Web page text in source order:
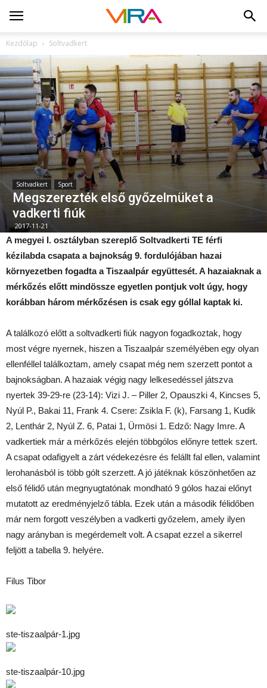
Kezdőlap Soltvadkert
Soltvadkert Sport
Megszerezték első győzelmüket a
vadkerti fiúk
2017-11-21
A megyei I. osztályban szereplő Soltvadkerti TE férfi
kézilabda csapata a bajnokság 9. fordulójában hazai
környezetben fogadta a Tiszaalpár együttesét. A hazaiaknak a
mérkőzés előtt mindössze egyetlen pontjuk volt úgy, hogy
korábban három mérkőzésen is csak egy góllal kaptak ki.
A találkozó előtt a soltvadkerti fiúk nagyon fogadkoztak, hogy
most végre nyernek, hiszen a Tiszaalpár személyében egy olyan
ellenféllel találkoztam, amely csapat még nem szerzett pontot a
bajnokságban. A hazaiak végig nagy lelkesedéssel játszva
nyertek 39-29-re (23-14): Vizi J. – Piller 2, Opauszki 4, Kincses 5,
Nyúl P., Bakai 11, Frank 4. Csere: Zsikla F. (k), Farsang 1, Kudik
2, Lenthár 2, Nyúl Z. 6, Patai 1, Ürmösi 1. Edző: Nagy Imre. A
vadkertiek már a mérkőzés elején többgólos előnyre tettek szert.
A csapat odafigyelt a zárt védekezésre és felállt fal ellen, valamint
lerohanásból is több gólt szerzett. A jó játéknak köszönhetően az
első félidő után megnyugtatónak mondható 9 gólos hazai előnyt
mutatott az eredményjelző tábla. Ezek után a második félidőben
már nem forgott veszélyben a vadkerti győzelem, amely ilyen
nagy arányban is megérdemelt volt. A csapat ezzel a sikerrel
feljött a tabella 9. helyére.
Filus Tibor
ste-tiszaalpár-1.jpg
ste-tiszaalpár-10.jpg